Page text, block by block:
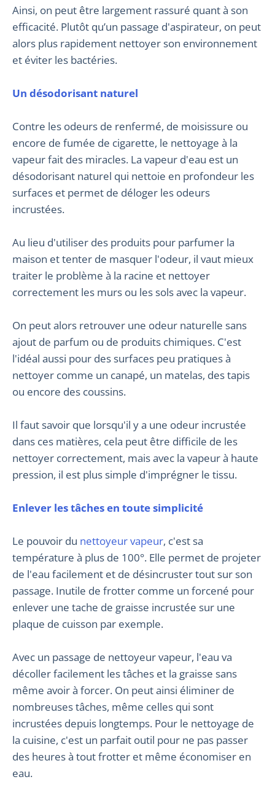
Ainsi, on peut être largement rassuré quant à son
efficacité. Plutôt qu’un passage d'aspirateur, on peut
alors plus rapidement nettoyer son environnement
et éviter les bactéries.
Un désodorisant naturel
Contre les odeurs de renfermé, de moisissure ou
encore de fumée de cigarette, le nettoyage à la
vapeur fait des miracles. La vapeur d'eau est un
désodorisant naturel qui nettoie en profondeur les
surfaces et permet de déloger les odeurs
incrustées.
Au lieu d'utiliser des produits pour parfumer la
maison et tenter de masquer l'odeur, il vaut mieux
traiter le problème à la racine et nettoyer
correctement les murs ou les sols avec la vapeur.
On peut alors retrouver une odeur naturelle sans
ajout de parfum ou de produits chimiques. C'est
l'idéal aussi pour des surfaces peu pratiques à
nettoyer comme un canapé, un matelas, des tapis
ou encore des coussins.
Il faut savoir que lorsqu'il y a une odeur incrustée
dans ces matières, cela peut être difficile de les
nettoyer correctement, mais avec la vapeur à haute
pression, il est plus simple d'imprégner le tissu.
Enlever les tâches en toute simplicité
Le pouvoir du nettoyeur vapeur, c'est sa
température à plus de 100°. Elle permet de projeter
de l'eau facilement et de désincruster tout sur son
passage. Inutile de frotter comme un forcené pour
enlever une tache de graisse incrustée sur une
plaque de cuisson par exemple.
Avec un passage de nettoyeur vapeur, l'eau va
décoller facilement les tâches et la graisse sans
même avoir à forcer. On peut ainsi éliminer de
nombreuses tâches, même celles qui sont
incrustées depuis longtemps. Pour le nettoyage de
la cuisine, c'est un parfait outil pour ne pas passer
des heures à tout frotter et même économiser en
eau.